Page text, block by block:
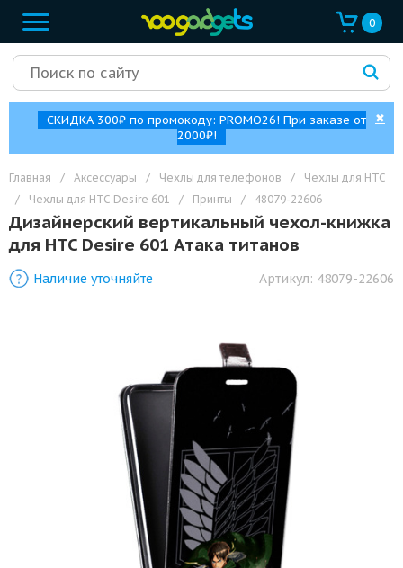
0
СКИДКА 300₽ по промокоду: PROMO26! При заказе от
2000₽!
✖
Главная / Аксессуары / Чехлы для телефонов /
Чехлы для HTC
/
Чехлы для HTC Desire 601 / Принты / 48079-22606
Дизайнерский вертикальный чехол-книжка
для HTC Desire 601 Атака титанов
Наличие уточняйте Артикул: 48079-22606